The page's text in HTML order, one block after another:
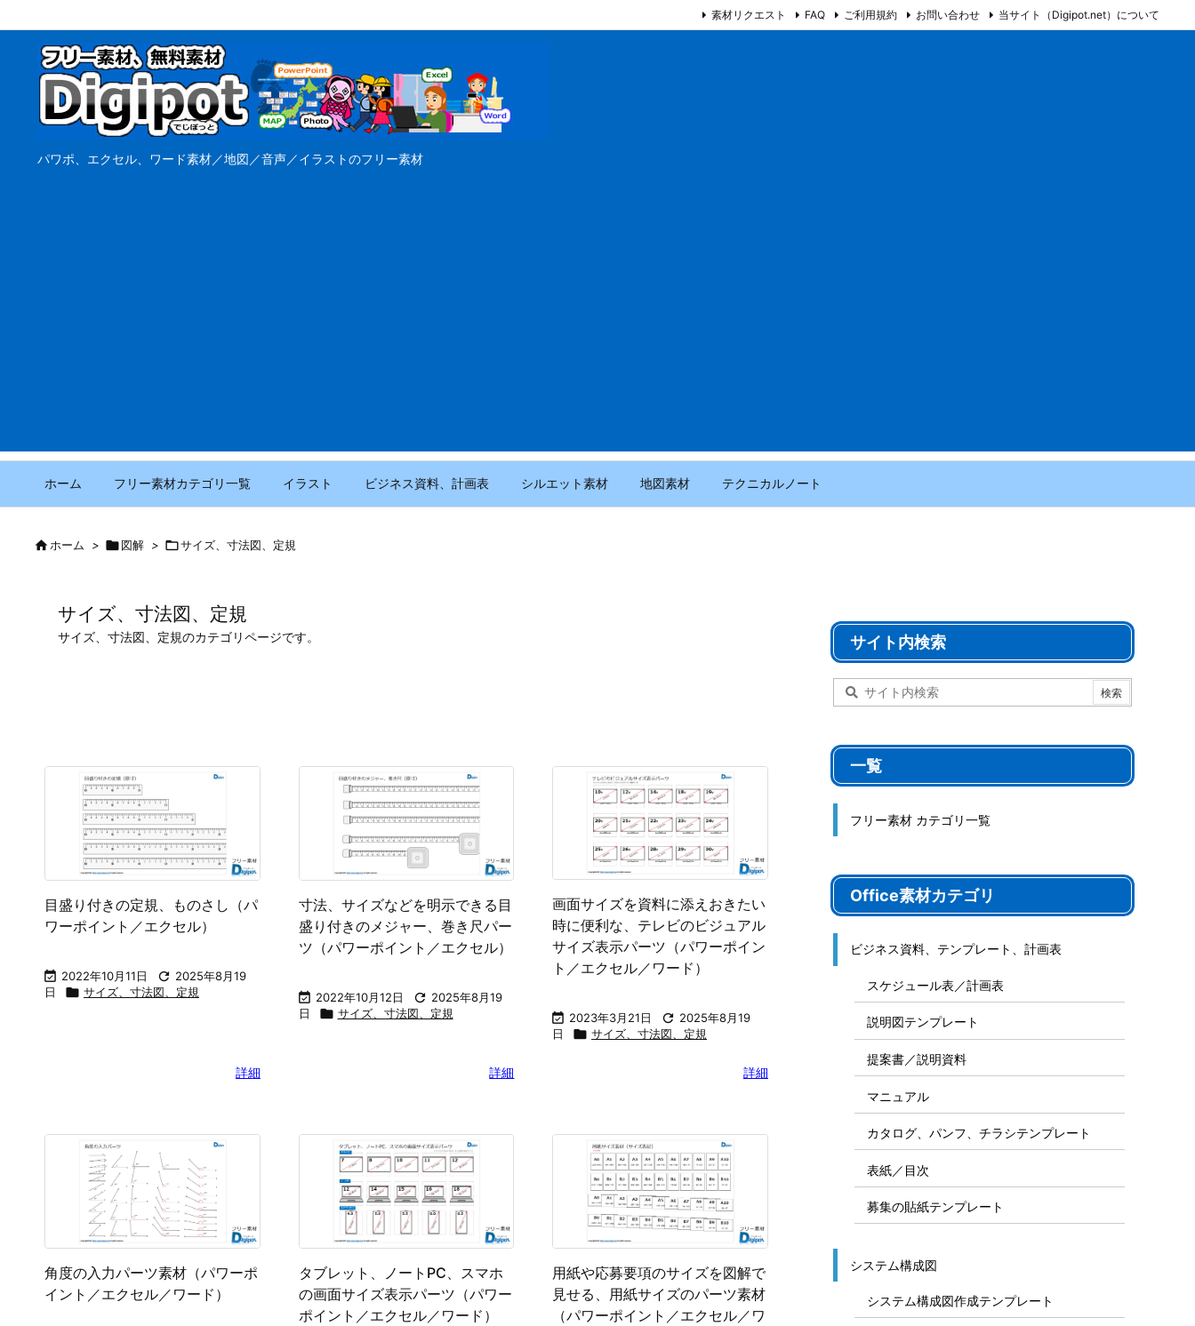
パワポ、エクセル、ワード素材／地図／音声／イラストのフリー素材
ホーム フリー素材カテゴリ一覧 イラスト ビジネス資料、計画表 シルエット素材 地図素材 テクニカルノート
素材リクエスト FAQ ご利用規約 お問い合わせ 当サイト（Digipot.net）について
ホーム > 図解 > サイズ、寸法図、定規
サイズ、寸法図、定規
サイズ、寸法図、定規のカテゴリページです。
目盛り付きの定規、ものさし（パ
ワーポイント／エクセル）
 2022年10月11日  2025年8月19
日
 サイズ、寸法図、定規
詳細
寸法、サイズなどを明示できる目
盛り付きのメジャー、巻き尺パー
ツ（パワーポイント／エクセル）
 2022年10月12日  2025年8月19
日
 サイズ、寸法図、定規
詳細
画面サイズを資料に添えおきたい
時に便利な、テレビのビジュアル
サイズ表示パーツ（パワーポイン
ト／エクセル／ワード）
 2023年3月21日  2025年8月19
日
 サイズ、寸法図、定規
詳細
角度の入力パーツ素材（パワーポ
イント／エクセル／ワード）
タブレット、ノートPC、スマホ
の画面サイズ表示パーツ（パワー
ポイント／エクセル／ワード）
用紙や応募要項のサイズを図解で
見せる、用紙サイズのパーツ素材
（パワーポイント／エクセル／ワ
サイト内検索
一覧
フリー素材 カテゴリ一覧
Office素材カテゴリ
ビジネス資料、テンプレート、計画表
スケジュール表／計画表
説明図テンプレート
提案書／説明資料
マニュアル
カタログ、パンフ、チラシテンプレート
表紙／目次
募集の貼紙テンプレート
システム構成図
システム構成図作成テンプレート